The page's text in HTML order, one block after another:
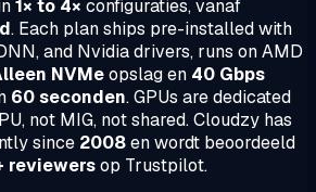
1× to 4× configuraties, vanaf
. Each plan ships pre-installed with
and Nvidia drivers, runs on AMD
NVMeopslag en 40 Gbps
60 seconden. GPUs are dedicated
not MIG, not shared. Cloudzy has
since 2008en wordt beoordeeld
reviewersop Trustpilot.